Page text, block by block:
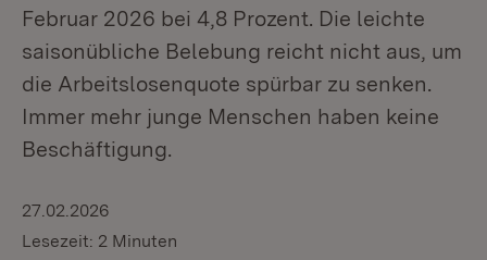
Februar 2026 bei 4,8 Prozent. Die leichte
saisonübliche Belebung reicht nicht aus, um
die Arbeitslosenquote spürbar zu senken.
Immer mehr junge Menschen haben keine
Beschäftigung.
27.02.2026
Lesezeit: 2 Minuten